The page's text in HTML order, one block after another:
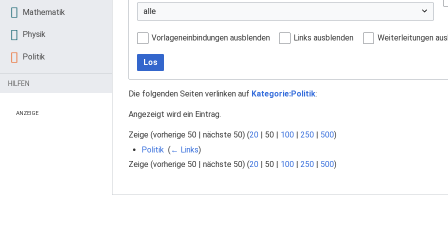
Vorlageneinbindungen ausblenden Links ausblenden Weiterleitungen
Los
Die folgenden Seiten verlinken auf Kategorie:Politik:
Angezeigt wird ein Eintrag.
Zeige (vorherige 50 | nächste 50) (20 | 50 | 100 | 250 | 500)
Politik (← Links)
Zeige (vorherige 50 | nächste 50) (20 | 50 | 100 | 250 | 500)
Mathematik
Physik
Politik
HILFEN
ANZEIGE